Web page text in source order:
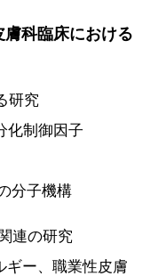
科臨床における
研究
制御因子
分子機構
連の研究
ギー、職業性皮膚